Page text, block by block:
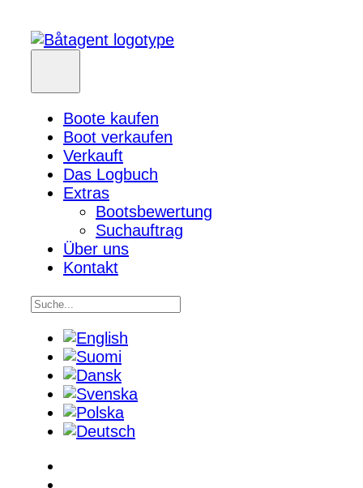
Boote kaufen
Boot verkaufen
Verkauft
Das Logbuch
Extras
Bootsbewertung
Suchauftrag
Über uns
Kontakt